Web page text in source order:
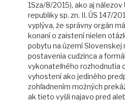
1Sza/8/2015), ako aj
republiky sp. zn. II. ÚS 147/
vyplýva, že správny orgán
konaní o zaistení nielen
pobytu na území Slovenskej
postavenia cudzinca a
vykonateľného rozhodnutia
vyhostení ako jediného
zohľadnením možných
ak tieto vyšli najavo pred